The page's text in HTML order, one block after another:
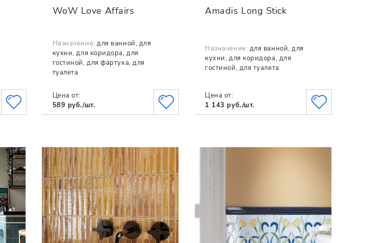
WoW Love Affairs
Назначение: для ванной, для
кухни, для коридора, для
гостиной, для фартука, для
туалета
Цена от:
589 руб./шт.
Amadis Long Stick
Назначение: для ванной, для
кухни, для коридора, для
гостиной, для туалета
Цена от:
1 143 руб./шт.